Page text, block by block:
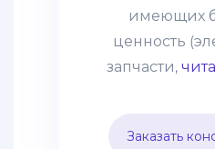
имеющих
ценность
запчасти,
Заказать
взвешенным
наполнению
кому нужно
Цена